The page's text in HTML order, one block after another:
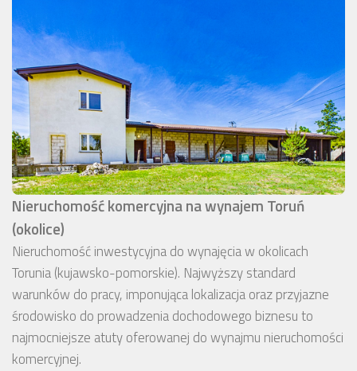
Nieruchomość komercyjna na wynajem Toruń
(okolice)
Nieruchomość inwestycyjna do wynajęcia w okolicach
Torunia (kujawsko-pomorskie). Najwyższy standard
warunków do pracy, imponująca lokalizacja oraz przyjazne
środowisko do prowadzenia dochodowego biznesu to
najmocniejsze atuty oferowanej do wynajmu nieruchomości
komercyjnej.